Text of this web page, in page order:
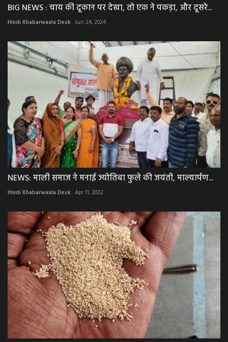
BIG NEWS : चाय की दूकान पर देखा, तो एक ने पकड़ा, और दूसरे...
Hindi Khabarwaala Desk Jun 24, 2024
NEWS: माली समाज ने मनाई ज्योतिबा फुले की जयंती, माल्यार्पण...
Hindi Khabarwaala Desk Apr 11, 2022